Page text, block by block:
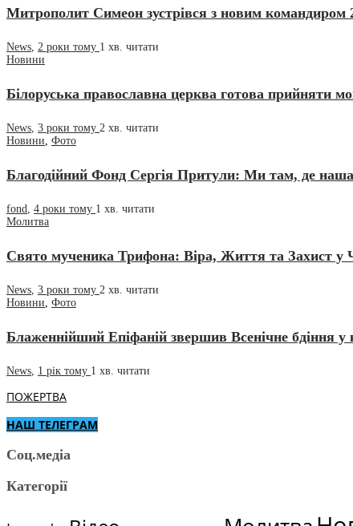
Митрополит Симеон зустрівся з новим командиром
News, 2 роки тому 1 хв. читати
Новини
Білоруська православна церква готова прийняти
News, 3 роки тому 2 хв. читати
Новини, Фото
Благодійний Фонд Сергія Притули: Ми там, де наша
fond 4 роки тому 1 хв. читати
Молитва
Свято мученика Трифона: Віра, Життя та Захист у
News 3 роки тому 2 хв. читати
Новини Фото
Блаженнійший Епіфаній звершив Всенічне бдіння у
News 1 рік тому 1 хв. читати
ПОЖЕРТВА
НАШ ТЕЛЕГРАМ
Соц.медіа
Категорії